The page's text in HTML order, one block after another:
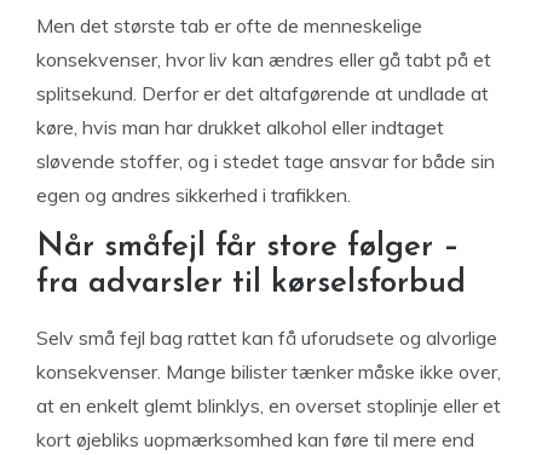
Men det største tab er ofte de menneskelige
konsekvenser, hvor liv kan ændres eller gå tabt på et
splitsekund. Derfor er det altafgørende at undlade at
køre, hvis man har drukket alkohol eller indtaget
sløvende stoffer, og i stedet tage ansvar for både sin
egen og andres sikkerhed i trafikken.
Når småfejl får store følger –
fra advarsler til kørselsforbud
Selv små fejl bag rattet kan få uforudsete og alvorlige
konsekvenser. Mange bilister tænker måske ikke over,
at en enkelt glemt blinklys, en overset stoplinje eller et
kort øjebliks uopmærksomhed kan føre til mere end